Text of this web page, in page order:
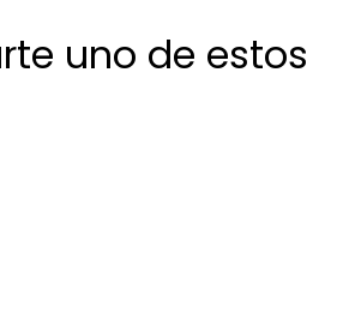
uno de estos